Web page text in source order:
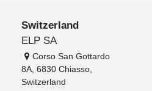
Switzerland
ELP SA
Corso San Gottardo
8A, 6830 Chiasso,
Switzerland